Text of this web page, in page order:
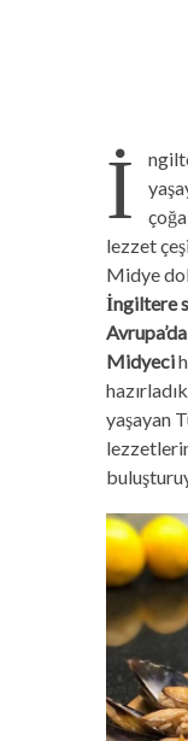
İ
lezzet
Midye
İngiltere
Midyeci
yaşayan